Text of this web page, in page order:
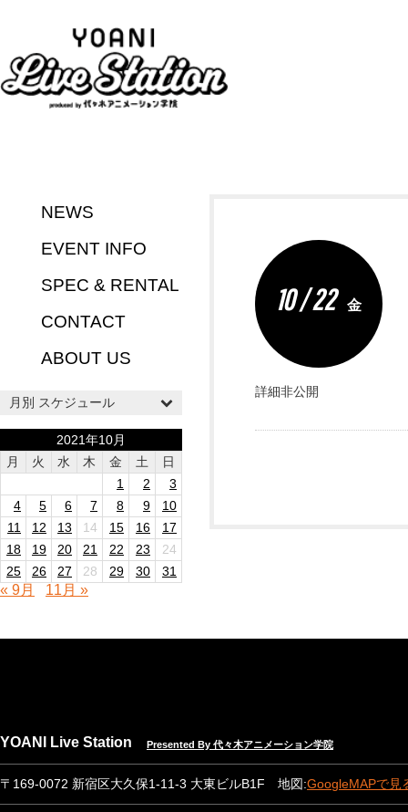
NEWS
EVENT INFO
SPEC & RENTAL
CONTACT
ABOUT US
月別 スケジュール
2021年10月
月
火 水 木 金 土
日
1
2
3
4
5 6 7 8 9
10
11
12 13 14 15 16
17
18
19 20 21 22 23
24
25
26 27 28 29 30 31
« 9月 11月 »
10 / 22 金
詳細非公開
YOANI Live Station Presented By 代々木アニメーション学院
〒169-0072 新宿区大久保1-11-3 大東ビルB1F 地図:GoogleMAPで見